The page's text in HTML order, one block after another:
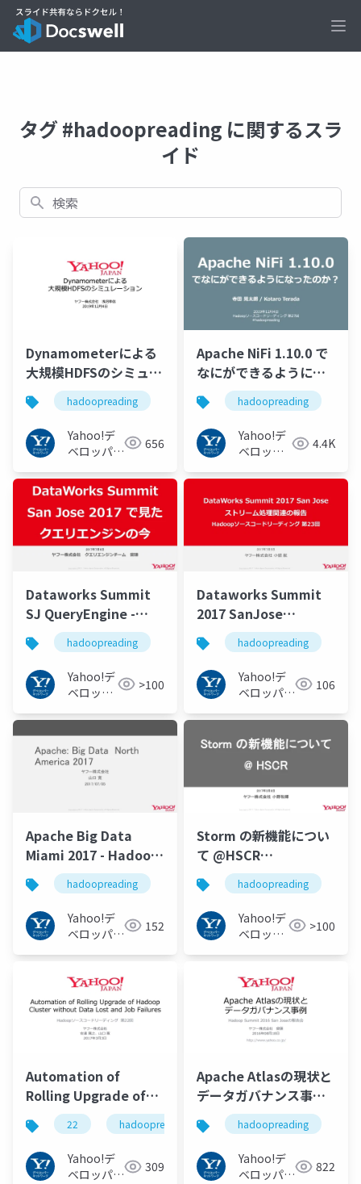
タグ #hadoopreading に関するスラ
イド
検索
Dynamometerによる
大規模HDFSのシミュレ
ーション
#hadoopreading
hadoopreading
Yahoo!デ
ベロッパー
ク
656
Apache NiFi 1.10.0 で
なにができるようにな
ったのか？
#hadoopreading
hadoopreading
Yahoo!デ
ベロッパ
ワーク
4.4K
Dataworks Summit
SJ QueryEngine -
Hadoop Source Code
Reading #23
#hadoopreading
hadoopreading
Yahoo!デ
ベロッパ
ワーク
>100
Dataworks Summit
2017 SanJose
StreamProcessing -
Hadoop Source Code
Reading #23
#hadoopreading
hadoopreading
Yahoo!デ
ベロッパー
ク
106
Apache Big Data
Miami 2017 - Hadoop
Source Code Reading
#23 #hadoopreading
hadoopreading
Yahoo!デ
ベロッパー
152
Storm の新機能につい
て @HSCR
#hadoopreading
hadoopreading
Yahoo!デ
ベロッパ
>100
Automation of
Rolling Upgrade of
Hadoop Cluster
without Data Lost
and Job Failures -
Hadoop Source Code
22 hadoopreading
Yahoo!デ
ベロッパー
309
Apache Atlasの現状と
データガバナンス事例
#hadoopreading
hadoopreading
Yahoo!デ
ベロッパー
822